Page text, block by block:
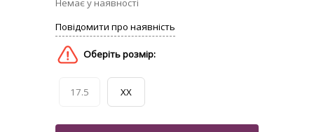
17.5 XX